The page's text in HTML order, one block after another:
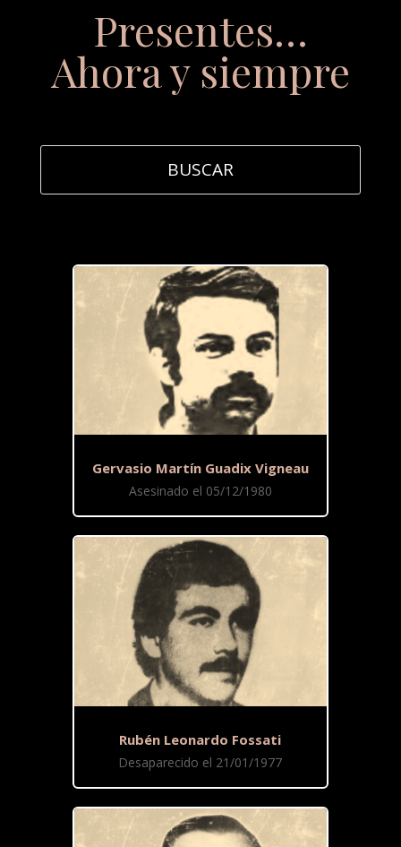
Presentes…
Ahora y siempre
Gervasio Martín Guadix Vigneau
Asesinado el 05/12/1980
Rubén Leonardo Fossati
Desaparecido el 21/01/1977